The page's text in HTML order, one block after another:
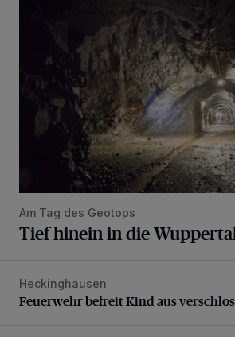
Am Tag des Geotops
Tief hinein in die
Feuerwehr befreit Kind aus
Heckinghausen
Feuerwehr befreit Kind aus